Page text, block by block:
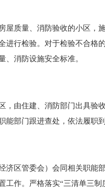
质量、消防验收的小区，施
进行检验。对于检验不合格
、消防设施安全标准。
由住建、消防部门出具验收
能部门跟进查处，依法履职
区管委会）会同相关职能部
工作。严格落实“三清单三